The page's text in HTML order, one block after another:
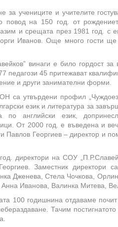
за учениците и учителите
повод на 150 год. от
и срещата през 1981 год. с
Иванов. Още много гости
винаги е било гордост
педагози 45 притежават
и други занимателни форми.
утвърдени профил
език и литература за
по английски език,
От 2000 год. е въведена и
Павлов Георгиев – директор и
директори на СОУ
Заместник директори
Дженева, Стела Чочкова,
Иванова, Валинка Митева,
100 годишнина отдаваме
Тачим